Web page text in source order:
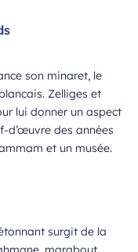
son minaret, le
Zelliges et
lui donner un aspect
d’œuvre des années
et un musée.
surgit de la